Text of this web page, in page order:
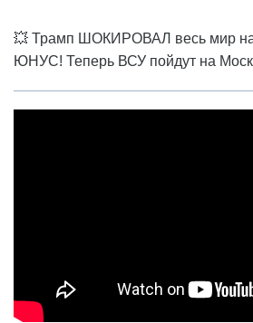
💥 Трамп ШОКИРОВАЛ весь мир
ЮНУС! Теперь ВСУ пойдут на